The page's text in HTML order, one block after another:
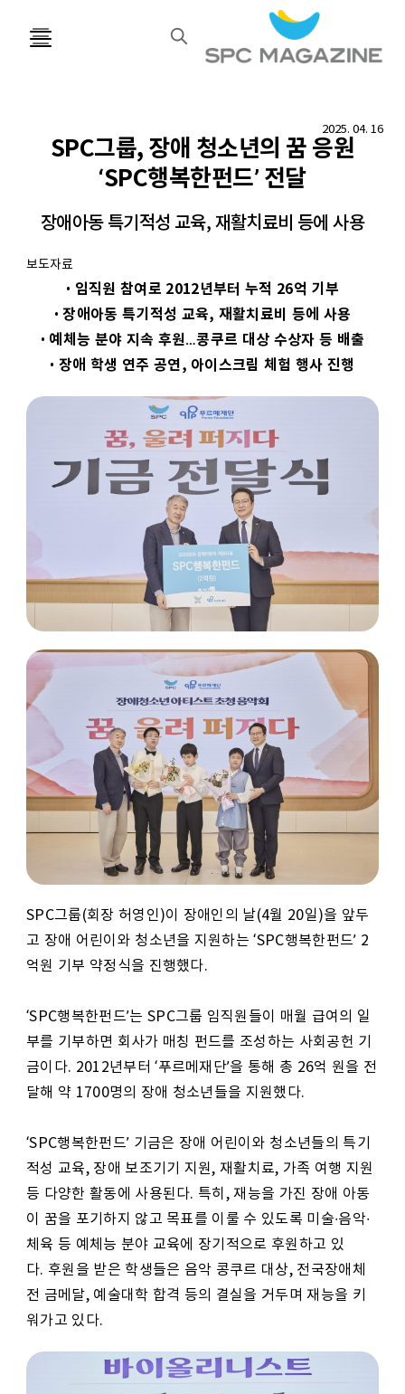
검
2025. 04. 16
SPC그룹, 장애 청소년의 꿈 응원
‘SPC행복한펀드’ 전달
장애아동 특기적성 교육, 재활치료비 등에 사용
보도자료
• 임직원 참여로 2012년부터 누적 26억 기부
•장애아동 특기적성 교육, 재활치료비 등에 사용
• 예체능 분야 지속 후원…콩쿠르 대상 수상자 등 배출
• 장애 학생 연주 공연, 아이스크림 체험 행사 진행
SPC그룹(회장 허영인)이 장애인의 날(4월 20일)을 앞두
고 장애 어린이와 청소년을 지원하는 ‘SPC행복한펀드’ 2
억원 기부 약정식을 진행했다.
‘SPC행복한펀드’는 SPC그룹 임직원들이 매월 급여의 일
부를 기부하면 회사가 매칭 펀드를 조성하는 사회공헌 기
금이다. 2012년부터 ‘푸르메재단’을 통해 총 26억 원을 전
달해 약 1700명의 장애 청소년들을 지원했다.
‘SPC행복한펀드’ 기금은 장애 어린이와 청소년들의 특기
적성 교육, 장애 보조기기 지원,재활치료, 가족 여행 지원
등 다양한 활동에 사용된다. 특히 ,재능을 가진 장애 아동
이 꿈을 포기하지 않고 목표를 이룰 수 있도록 미술∙음악∙
체육 등 예체능 분야 교육에 장기적으로 후원하고 있
다. 후원을 받은 학생들은 음악 콩쿠르 대상, 전국장애체
전 금메달, 예술대학 합격 등의 결실을 거두며 재능을 키
워가고 있다.